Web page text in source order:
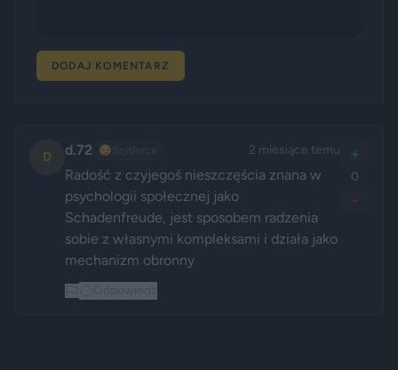
DODAJ KOMENTARZ
D d.72 😏 2 miesiące temu
Radość z czyjegoś nieszczęścia znana w
psychologii społecznej jako
Schadenfreude, jest sposobem radzenia
sobie z własnymi kompleksami i działa jako
mechanizm obronny
+
0
-